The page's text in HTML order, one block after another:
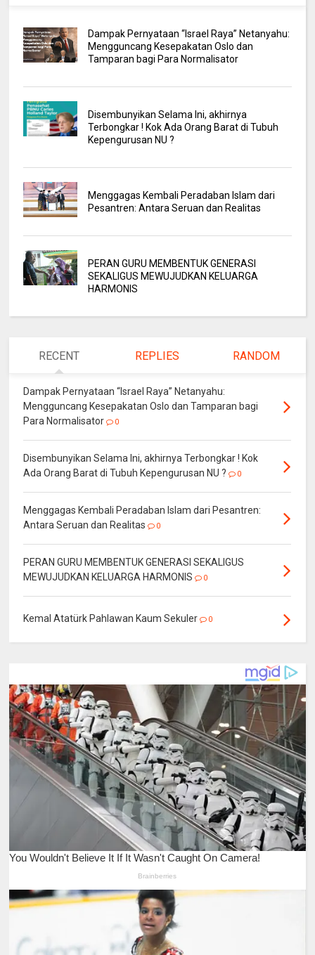
Dampak Pernyataan “Israel Raya” Netanyahu:
Mengguncang Kesepakatan Oslo dan
Tamparan bagi Para Normalisator
Disembunyikan Selama Ini, akhirnya
Terbongkar ! Kok Ada Orang Barat di Tubuh
Kepengurusan NU ?
Menggagas Kembali Peradaban Islam dari
Pesantren: Antara Seruan dan Realitas
PERAN GURU MEMBENTUK GENERASI
SEKALIGUS MEWUJUDKAN KELUARGA
HARMONIS
RECENT REPLIES RANDOM
Dampak Pernyataan “Israel Raya” Netanyahu:
Mengguncang Kesepakatan Oslo dan Tamparan bagi
Para Normalisator
0
Disembunyikan Selama Ini, akhirnya Terbongkar ! Kok
Ada Orang Barat di Tubuh Kepengurusan NU ?
0
Menggagas Kembali Peradaban Islam dari Pesantren:
Antara Seruan dan Realitas
0
PERAN GURU MEMBENTUK GENERASI SEKALIGUS
MEWUJUDKAN KELUARGA HARMONIS
0
Kemal Atatürk Pahlawan Kaum Sekuler 0